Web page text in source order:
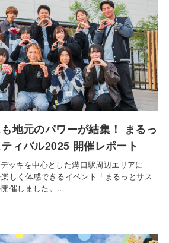
地元のパワーが結集！ まるっ
ィバル2025 開催レポート
ッキを中心とした溝口駅周辺エリアに
しく体感できるイベント「まるっとサス
催しました。…